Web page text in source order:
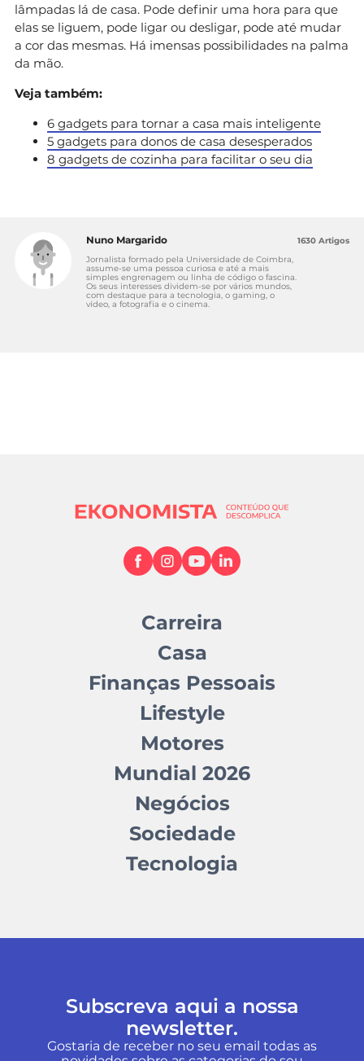
lâmpadas lá de casa. Pode definir uma hora para que
elas se liguem, pode ligar ou desligar, pode até mudar
a cor das mesmas. Há imensas possibilidades na palma
da mão.
Veja também:
6 gadgets para tornar a casa mais inteligente
5 gadgets para donos de casa desesperados
8 gadgets de cozinha para facilitar o seu dia
Nuno Margarido
Jornalista formado pela Universidade de Coimbra,
assume-se uma pessoa curiosa e até a mais
simples engrenagem ou linha de código o fascina.
Os seus interesses dividem-se por vários mundos,
com destaque para a tecnologia, o gaming, o
vídeo, a fotografia e o cinema.
1630 Artigos
Carreira
Casa
Finanças Pessoais
Lifestyle
Motores
Mundial 2026
Negócios
Sociedade
Tecnologia
Subscreva aqui a nossa
newsletter.
Gostaria de receber no seu email todas as